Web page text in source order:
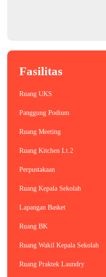
Fasilitas
Ruang UKS
Panggung Podium
Ruang Meeting
Ruang Kitchen Lt.2
Perpustakaan
Ruang Kepala Sekolah
Lapangan Basket
Ruang BK
Ruang Wakil Kepala Sekolah
Ruang Praktek Laundry